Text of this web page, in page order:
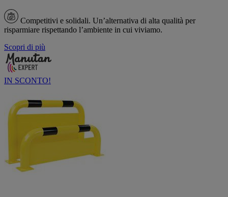
Competitivi e solidali. Un’alternativa di alta qualità per
risparmiare rispettando l’ambiente in cui viviamo.
Scopri di più
IN SCONTO!